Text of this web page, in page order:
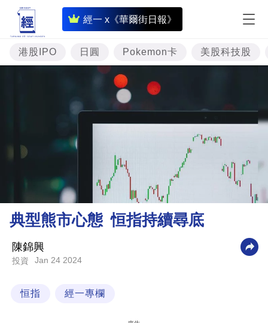
經一 x《華爾街日報》
即
時
財
經
題
資
理
財
業
港股IPO 日圓 Pokemon卡 美股科技股
典型熊市心態 恒指持續尋底
陳錦興
投資 Jan 24 2024
恒指 經一專欄